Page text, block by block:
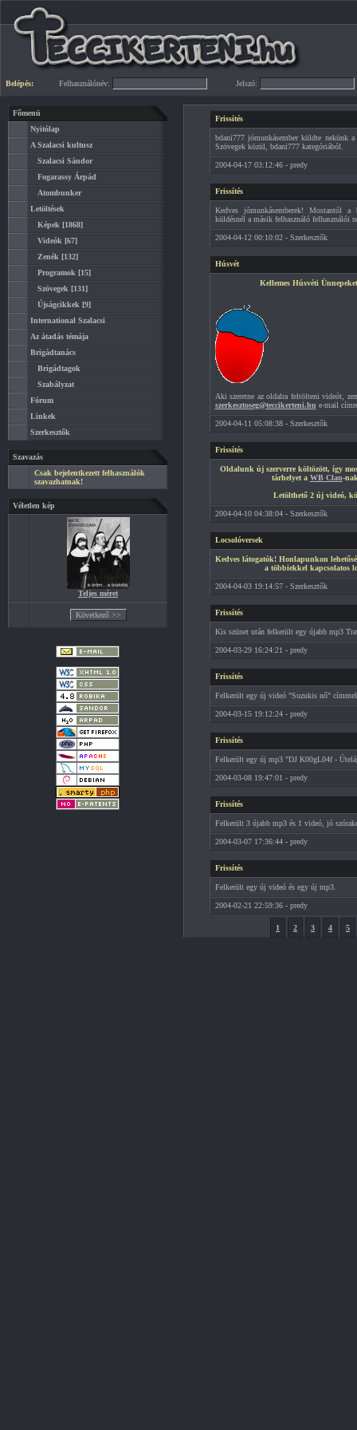
Belépés: Felhasználónév: Jelszó:
Főmenü
Nyitólap
A Szalacsi kultusz
Szalacsi Sándor
Fogarassy Árpád
Atombunker
Letöltések
Képek [1868]
Videók [67]
Zenék [132]
Programok [15]
Szövegek [131]
Újságcikkek [9]
International Szalacsi
Az átadás témája
Brigádtanács
Brigádtagok
Szabályzat
Fórum
Linkek
Szerkesztők
Szavazás
Csak bejelentkezett felhasználók
szavazhatnak!
Véletlen kép
Teljes méret
Frissítés
bdani777 jómunkásember küldte nekünk
Szövegek közül, bdani777 kategóriából.
2004-04-17 03:12:46 - predy
Frissítés
Kedves jómunkásemberek! Mostantól a
küldésnél a másik felhasználó felhasználói
2004-04-12 00:10:02 - Szerkesztők
Húsvét
Kellemes Húsvéti
Aki szeretne az oldalra feltölteni videót,
szerkesztoseg@teccikerteni.hu e-mail
2004-04-11 05:08:38 - Szerkesztők
Frissítés
Oldalunk új szerverre költözött, így
tárhelyet a WB Clan-
Letölthető 2 új videó,
2004-04-10 04:38:04 - Szerkesztők
Locsolóversek
Kedves látogatók! Honlapunkon
a többiekkel kapcsolatos
2004-04-03 19:14:57 - Szerkesztők
Frissítés
Kis szünet után felkerült egy újabb mp3
2004-03-29 16:24:21 - predy
Frissítés
Felkerült egy új videó "Suzukis nő"
2004-03-15 19:12:24 - predy
Frissítés
Felkerült egy új mp3 "DJ K00gL04f -
2004-03-08 19:47:01 - predy
Frissítés
Felkerült 3 újabb mp3 és 1 videó, jó
2004-03-07 17:36:44 - predy
Frissítés
Felkerült egy új videó és egy új mp3.
2004-02-21 22:59:36 - predy
1 2 3 4 5